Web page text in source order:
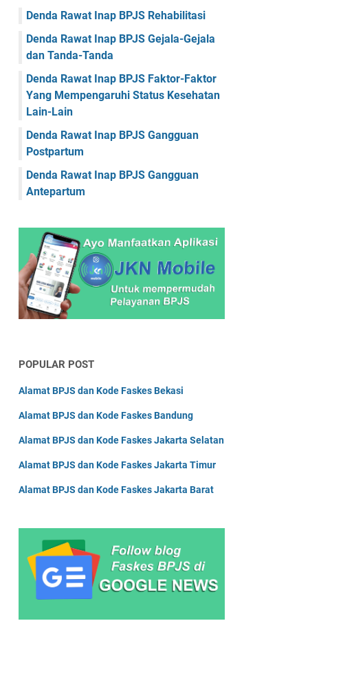
Faskes Kalimantan Utara
Faskes Kepulauan Riau
Faskes Lampung Faskes Maluku
Faskes Nusa Tenggara Barat
Faskes Nusa Tenggara Timur
Faskes Papua
Faskes Papua Pegunungan
Faskes Papua Selatan
Faskes Papua Tengah Faskes Riau
Faskes Sulawesi Barat
Faskes Sulawesi Tengah
Faskes Sulawesi Tenggara
Faskes Sulawesi Utara
Faskes Sumatera Barat
Faskes Sumatera Selatan
Faskes Sumatera Utara
Denda Rawat Inap BPJS Rehabilitasi
Denda Rawat Inap BPJS Gejala-Gejala
dan Tanda-Tanda
Denda Rawat Inap BPJS Faktor-Faktor
Yang Mempengaruhi Status Kesehatan
Lain-Lain
Denda Rawat Inap BPJS Gangguan
Postpartum
Denda Rawat Inap BPJS Gangguan
Antepartum
POPULAR POST
Alamat BPJS dan Kode Faskes Bekasi
Alamat BPJS dan Kode Faskes Bandung
Alamat BPJS dan Kode Faskes Jakarta Selatan
Alamat BPJS dan Kode Faskes Jakarta Timur
Alamat BPJS dan Kode Faskes Jakarta Barat